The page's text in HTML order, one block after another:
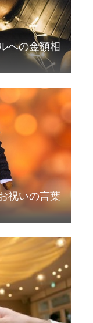
への金額相
祝いの言葉